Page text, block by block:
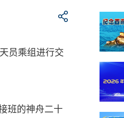
员乘组进行交
班的神舟二十